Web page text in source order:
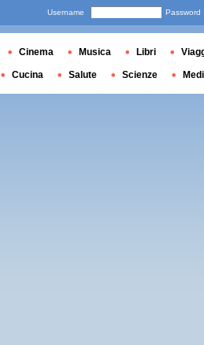
Username Password
Cinema Musica Libri
Cucina Salute Scienze